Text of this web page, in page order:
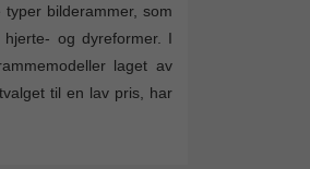
bilderammer, som
og dyreformer. I
laget av
til en lav pris, har